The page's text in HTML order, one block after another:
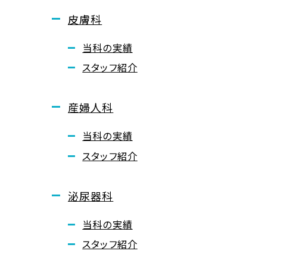
皮膚科
当科の実績
スタッフ紹介
産婦人科
当科の実績
スタッフ紹介
泌尿器科
当科の実績
スタッフ紹介